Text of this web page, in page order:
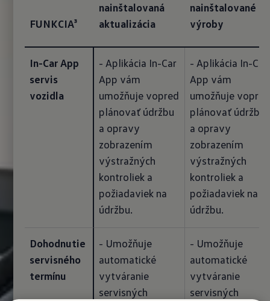
FUNKCIA³
nainštalovaná
aktualizácia
nainštalované z
výroby
In-Car App
servis
vozidla
- Aplikácia In-Car
App vám
umožňuje vopred
plánovať údržbu
a opravy
zobrazením
výstražných
kontroliek a
požiadaviek na
údržbu.
- Aplikácia In-Car
App vám
umožňuje vopred
plánovať údržbu
a opravy
zobrazením
výstražných
kontroliek a
požiadaviek na
údržbu.
Dohodnutie
servisného
termínu
- Umožňuje
automatické
vytváranie
servisných
- Umožňuje
automatické
vytváranie
servisných